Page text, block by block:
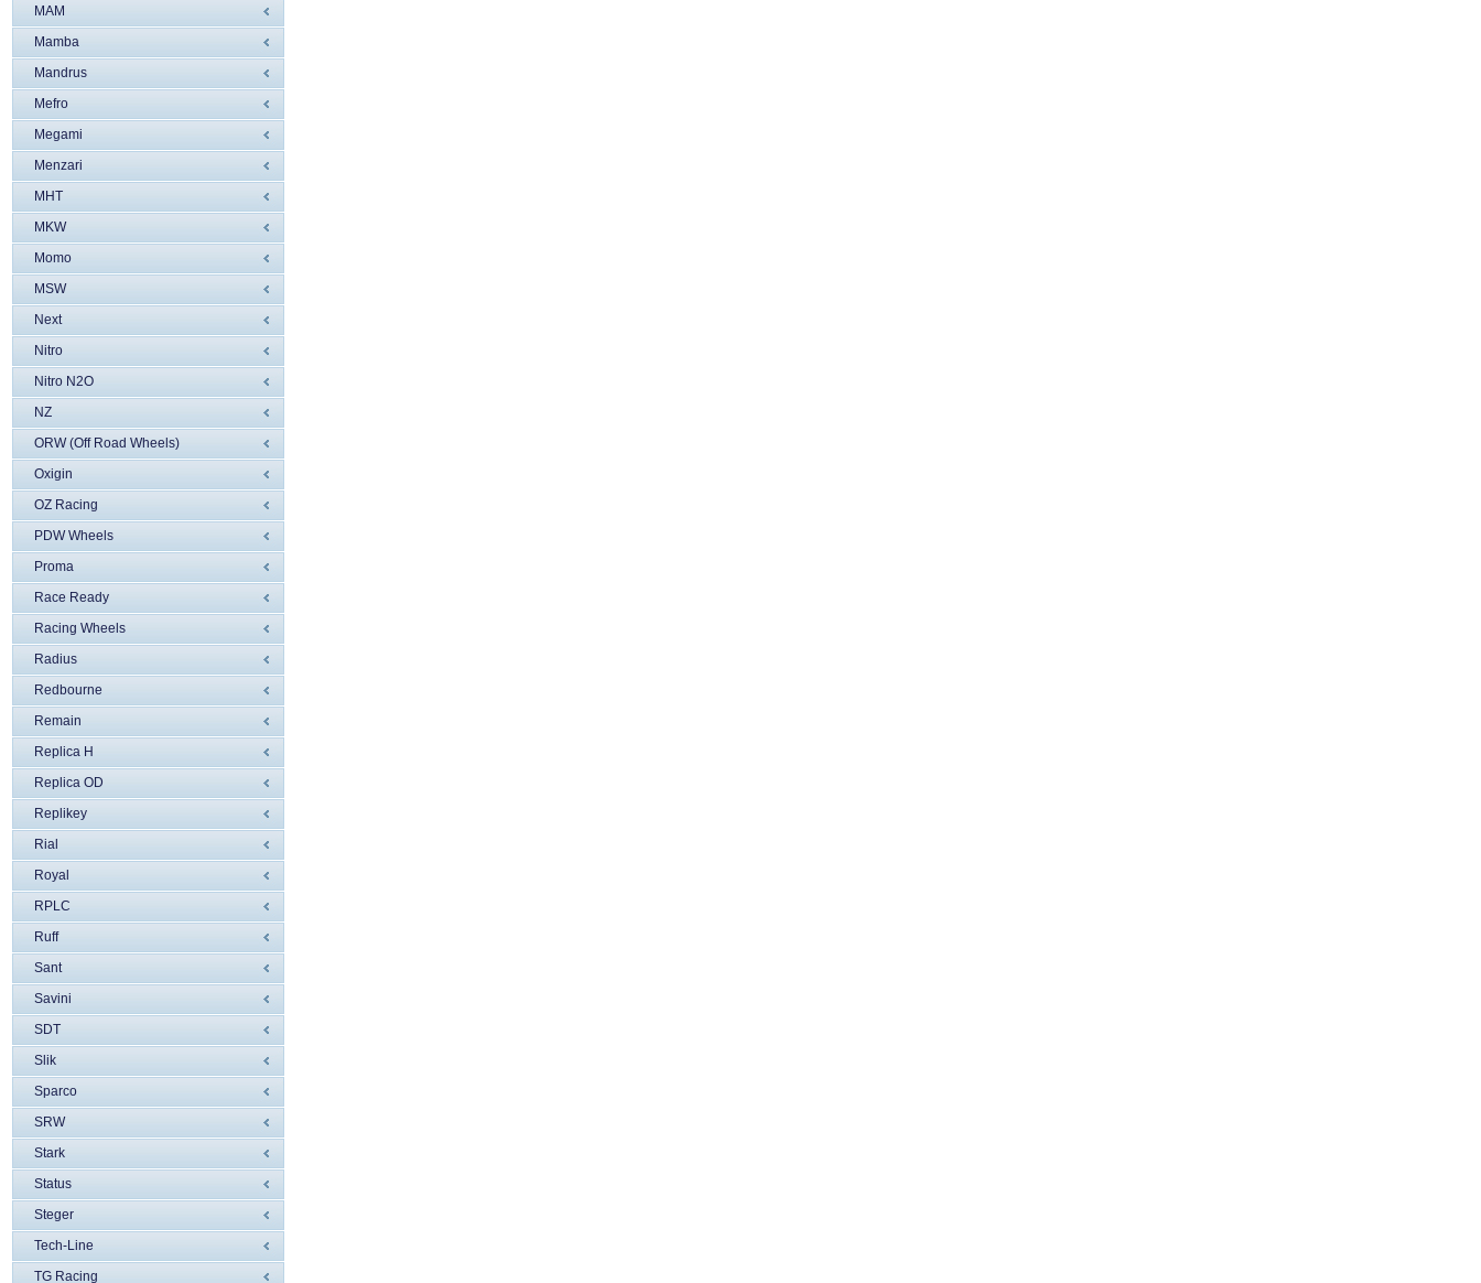
MAM
Mamba
Mandrus
Mefro
Megami
Menzari
MHT
MKW
Momo
MSW
Next
Nitro
Nitro N2O
NZ
ORW (Off Road Wheels)
Oxigin
OZ Racing
PDW Wheels
Proma
Race Ready
Racing Wheels
Radius
Redbourne
Remain
Replica H
Replica OD
Replikey
Rial
Royal
RPLC
Ruff
Sant
Savini
SDT
Slik
Sparco
SRW
Stark
Status
Steger
Tech-Line
TG Racing